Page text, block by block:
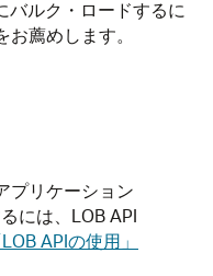
バルク・ロードするに
薦めします。
プリケーション
には、LOB API
LOB APIの使用」